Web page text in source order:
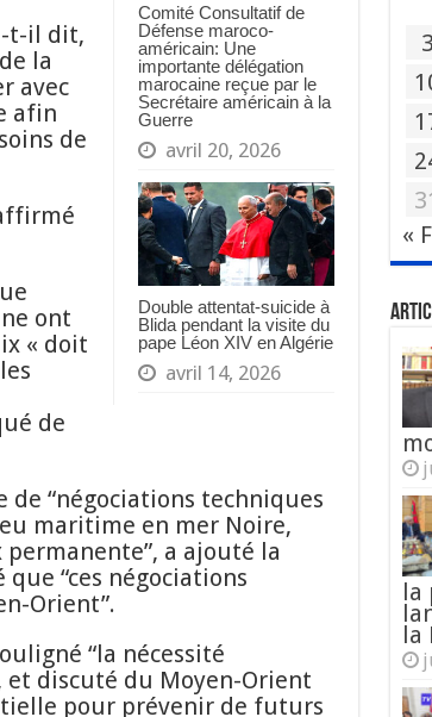
Comité Consultatif de
Défense maroco-
américain: Une
importante délégation
marocaine reçue par le
Secrétaire américain à la
Guerre
avril 20, 2026
Double attentat-suicide à
Blida pendant la visite du
pape Léon XIV en Algérie
avril 14, 2026
t-il dit,
la
avec
afin
de
ont
« doit
de
“négociations techniques
maritime en mer Noire,
permanente”, a ajouté la
“ces négociations
Orient”.
“la nécessité
et discuté du Moyen-Orient
pour prévenir de futurs
3
«
la
la